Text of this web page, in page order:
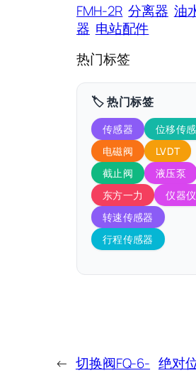
FMH-2R 分离器 油
器 电站配件
热门标签
🏷️ 热门标签
传感器
位移传
电磁阀
LVDT
截止阀
液压泵
东方一力
仪器
转速传感器
行程传感器
← 切换阀FQ-6- 绝对